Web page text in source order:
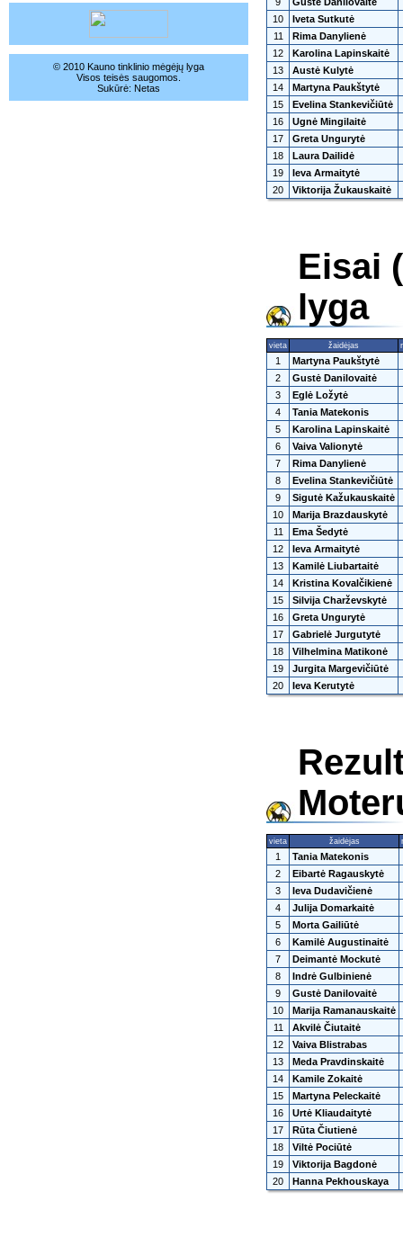
© 2010 Kauno tinklinio mėgėjų lyga
Visos teisės saugomos.
Sukūrė: Netas
10
Iveta Sutkutė
11
Rima Danylienė
12
Karolina Lapinskaitė
13
Austė Kulytė
14
Martyna Paukštytė
15
Evelina Stankevičiūtė
16
Ugnė Mingilaitė
17
Greta Ungurytė
18
Laura Dailidė
19
Ieva Armaitytė
20
Viktorija Žukauskaitė
Eisai
lyga
vieta žaidėjas
1
Martyna Paukštytė
2
Gustė Danilovaitė
3
Eglė Ložytė
4
Tania Matekonis
5
Karolina Lapinskaitė
6
Vaiva Valionytė
7
Rima Danylienė
8
Evelina Stankevičiūtė
9
Sigutė Kažukauskaitė
10
Marija Brazdauskytė
11
Ema Šedytė
12
Ieva Armaitytė
13
Kamilė Liubartaitė
14
Kristina Kovalčikienė
15
Silvija Charževskytė
16
Greta Ungurytė
17
Gabrielė Jurgutytė
18
Vilhelmina Matikonė
19
Jurgita Margevičiūtė
20
Ieva Kerutytė
vieta žaidėjas
1
Tania Matekonis
2
Eibartė Ragauskytė
3
Ieva Dudavičienė
4
Julija Domarkaitė
5
Morta Gailiūtė
6
Kamilė Augustinaitė
7
Deimantė Mockutė
8
Indrė Gulbinienė
9
Gustė Danilovaitė
10
Marija Ramanauskaitė
11
Akvilė Čiutaitė
12
Vaiva Blistrabas
13
Meda Pravdinskaitė
14
Kamile Zokaitė
15
Martyna Peleckaitė
16
Urtė Kliaudaitytė
17
Rūta Čiutienė
18
Viltė Pociūtė
19
Viktorija Bagdonė
20
Hanna Pekhouskaya